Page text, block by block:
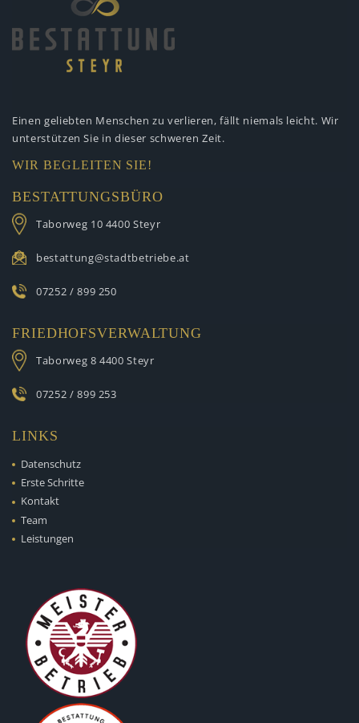
Einen geliebten Menschen zu verlieren, fällt niemals leicht. Wir
unterstützen Sie in dieser schweren Zeit.
WIR BEGLEITEN SIE!
BESTATTUNGSBÜRO
Taborweg 10 4400 Steyr
bestattung@stadtbetriebe.at
07252 / 899 250
FRIEDHOFSVERWALTUNG
Taborweg 8 4400 Steyr
07252 / 899 253
LINKS
Datenschutz
Erste Schritte
Kontakt
Team
Leistungen